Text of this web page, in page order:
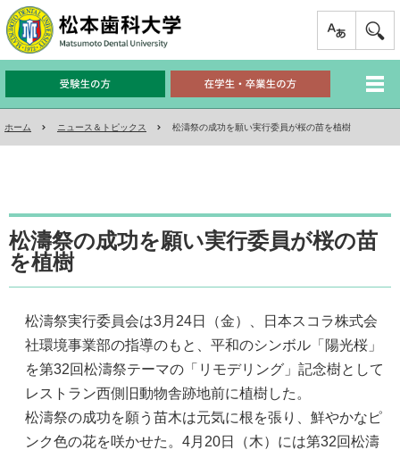
ホーム ニュース＆トピックス 松濤祭の成功を願い実行委員が桜の苗を植樹
松濤祭の成功を願い実行委員が桜の苗
を植樹
松濤祭実行委員会は3月24日（金）、日本スコラ株式会
社環境事業部の指導のもと、平和のシンボル「陽光桜」
を第32回松濤祭テーマの「リモデリング」記念樹として
レストラン西側旧動物舎跡地前に植樹した。
松濤祭の成功を願う苗木は元気に根を張り、鮮やかなピ
ンク色の花を咲かせた。4月20日（木）には第32回松濤